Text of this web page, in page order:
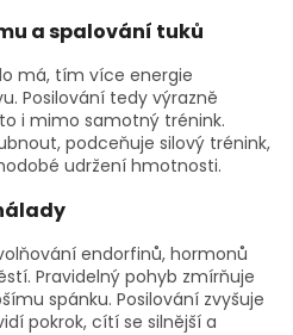
a spalování tuků
má, tím více energie
Posilování tedy výrazně
i mimo samotný trénink.
podceňuje silový trénink,
udržení hmotnosti.
endorfinů, hormonů
Pravidelný pohyb zmírňuje
spánku. Posilování zvyšuje
pokrok, cítí se silnější a